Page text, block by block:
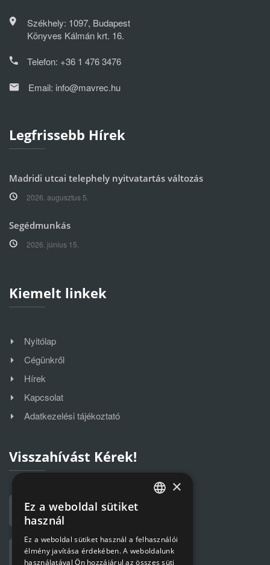
Székhely: 1097, Budapest
Könyves Kálmán krt. 16.
Telefon: +36 1 476 3476
Email: info@mavrec.hu
Legfrissebb Hírek
Madridi utcai telephely nyitvatartás változás
2026. augusztus 5.
Segédmunkás
2026. június 15.
Kiemelt linkek
Nyitólap
Cégünkről
Hírek
Kapcsolat
Adatkezelési tájékoztató
Visszahívást Kérek!
×
Ez a weboldal sütiket
használ
Ez a weboldal sütiket használ a felhasználói
élmény javítása érdekében. A weboldalunk
használatával Ön hozzájárul az összes süti